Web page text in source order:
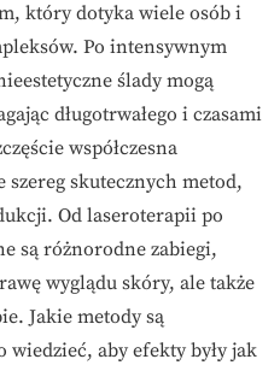
który dotyka wiele osób i
Po intensywnym
ślady mogą
długotrwałego i czasami
współczesna
szereg skutecznych metod,
Od laseroterapii po
są różnorodne zabiegi,
wyglądu skóry, ale także
Jakie metody są
wiedzieć, aby efekty były jak